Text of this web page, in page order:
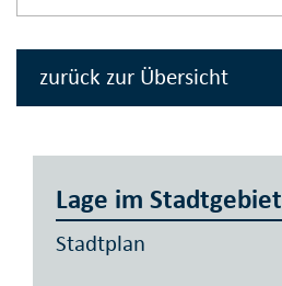
zurück zur Übersicht
Lage im Stadtgebiet
Stadtplan